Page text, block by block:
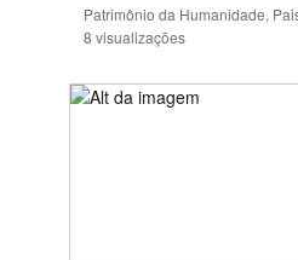
Patrimônio da Humanidade,
8 visualizações